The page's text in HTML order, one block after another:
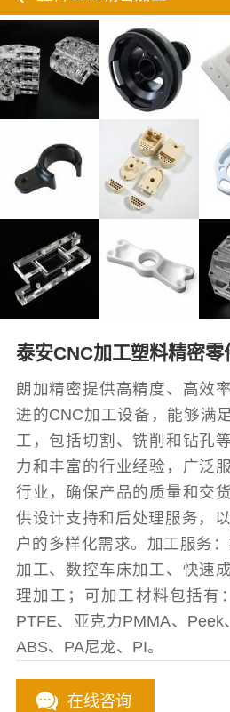
泰安CNC加工塑料精密零
朗加精密提供高精度、高效
进的CNC加工设备，能够满
工，包括切割、铣削和钻孔
力和丰富的行业经验，广泛
行业，确保产品的质量和交
供设计支持和后处理服务，
户的多样化需求。加工服务
加工、数控车床加工、快速
理加工；可加工材料包括有
PTFE、亚克力PMMA、Peek
ABS、PA尼龙、PI。
在线咨询